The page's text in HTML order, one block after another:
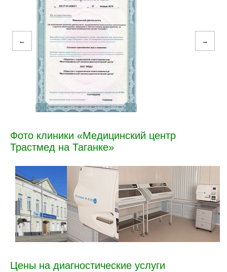
← →
Фото клиники «Медицинский центр
Трастмед на Таганке»
Цены на диагностические услуги